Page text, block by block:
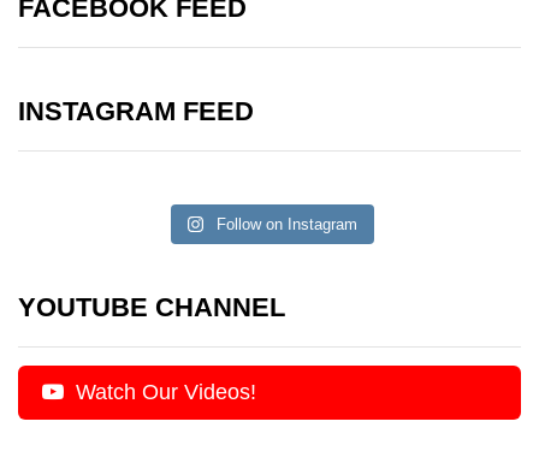
FACEBOOK FEED
INSTAGRAM FEED
Follow on Instagram
YOUTUBE CHANNEL
Watch Our Videos!